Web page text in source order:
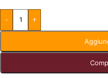
- +